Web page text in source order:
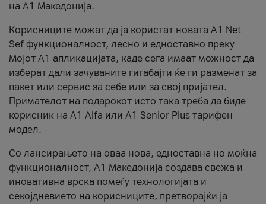
на А1 Македонија.
Корисниците можат да ја користат новата А1 Net
Sef функционалност, лесно и едноставно преку
Мојот А1 апликацијата, каде сега имаат можност да
изберат дали зачуваните гигабајти ќе ги разменат за
пакет или сервис за себе или за свој пријател.
Примателот на подарокот исто така треба да биде
корисник на А1 Alfa или A1 Senior Plus тарифен
модел.
Со лансирањето на оваа нова, едноставна но моќна
функционалност, А1 Македонија создава свежа и
иновативна врска помеѓу технологијата и
секојдневието на корисниците, претворајќи ја